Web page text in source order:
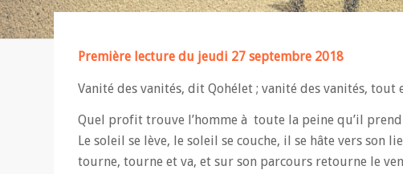
Première lecture du jeudi 27 septembre 2018
Vanité des vanités, dit Qohélet ; vanité des vanités, tout
Quel profit trouve l’homme à toute la peine qu’il
Le soleil se lève, le soleil se couche, il se hâte vers son
tourne, tourne et va, et sur son parcours retourne le